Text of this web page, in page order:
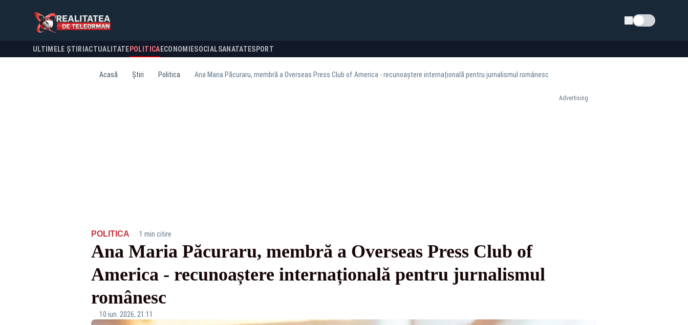
Schimba tema
ULTIMELE ȘTIRI ACTUALITATE POLITICA ECONOMIESOCIALSANATATESPORT
Acasă Știri Politica Ana Maria Păcuraru, membră a Overseas Press Club of America - recunoaștere internațională pentru jurnalismul românesc
Advertising
POLITICA· 1 min citire
Ana Maria Păcuraru, membră a Overseas Press Club of
America - recunoaștere internațională pentru jurnalismul
românesc
10 iun. 2026, 21:11